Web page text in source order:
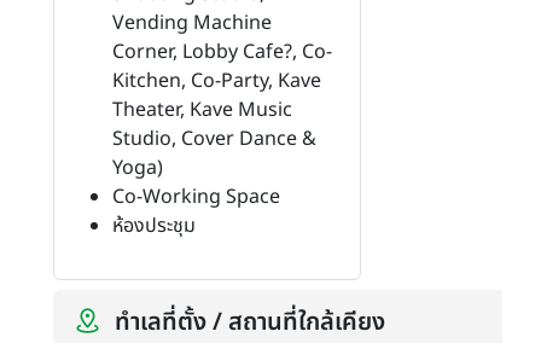
Vending Machine
Corner, Lobby Cafe?, Co-
Kitchen, Co-Party, Kave
Theater, Kave Music
Studio, Cover Dance &
Yoga)
Co-Working Space
ห้องประชุม
ทำเลที่ตั้ง / สถานที่ใกล้เคียง